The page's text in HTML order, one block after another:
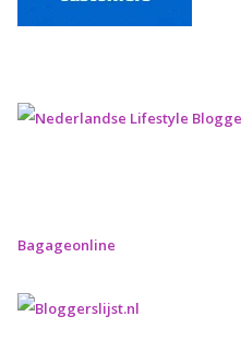
Bagageonline